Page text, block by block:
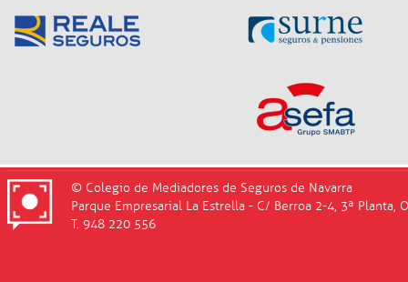
© Colegio de Mediadores de Seguros de Navarra
Parque Empresarial La Estrella - C/ Berroa 2-4, 3ª Planta,
T. 948 220 556